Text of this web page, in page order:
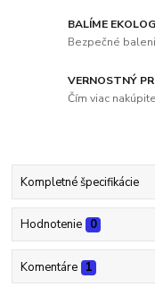
BALÍME
Bezpečné
VERNOSTNÝ
Čím viac
Kompletné špecifikácie
Hodnotenie 0
Komentáre 1